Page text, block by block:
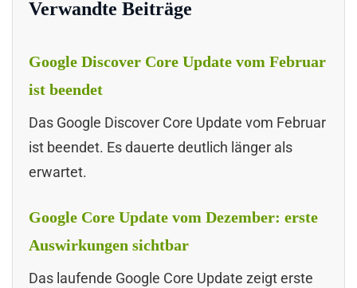
Verwandte Beiträge
Google Discover Core Update vom Februar
ist beendet
Das Google Discover Core Update vom Februar
ist beendet. Es dauerte deutlich länger als
erwartet.
Google Core Update vom Dezember: erste
Auswirkungen sichtbar
Das laufende Google Core Update zeigt erste